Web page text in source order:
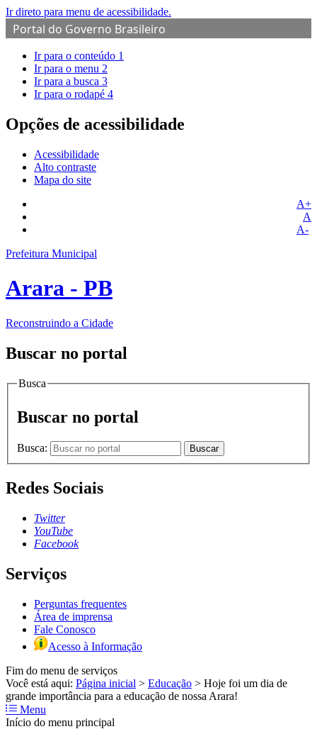
Ir direto para menu de acessibilidade.
Portal do Governo Brasileiro
Ir para o conteúdo 1
Ir para o menu 2
Ir para a busca 3
Ir para o rodapé 4
Opções de acessibilidade
Acessibilidade
Alto contraste
Mapa do site
A+
A
A-
Prefeitura Municipal
Arara - PB
Reconstruindo a Cidade
Buscar no portal
Busca
Buscar no portal
Busca: Buscar
Redes Sociais
Twitter
YouTube
Facebook
Serviços
Perguntas frequentes
Área de imprensa
Fale Conosco
Acesso à Informação
Fim do menu de serviços
Você está aqui: Página inicial > Educação > Hoje foi um dia de
grande importância para a educação de nossa Arara!
Menu
Início do menu principal